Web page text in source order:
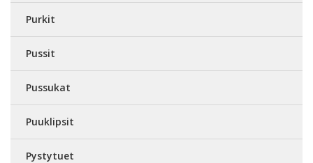
Purkit
Pussit
Pussukat
Puuklipsit
Pystytuet